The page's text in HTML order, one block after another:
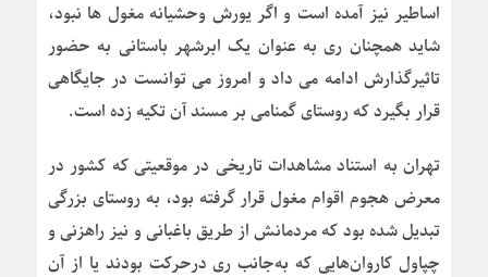
اساطیر نیز آمده است و اگر یورش وحشیانه مغول ها نبود،
شاید همچنان ری به عنوان یک ابرشهر باستانی به حضور
تاثیرگذارش ادامه می داد و امروز می توانست در جایگاهی
قرار بگیرد که روستای گمنامی بر مسند آن تکیه زده است.
تهران به استناد مشاهدات تاریخی در موقعیتی که کشور در
معرض هجوم اقوام مغول قرار گرفته بود، به روستای بزرگی
تبدیل شده بود که مردمانش از طریق باغبانی و نیز راهزنی و
چپاول کاروان‌هایی که به‌جانب ری درحرکت بودند یا از آن